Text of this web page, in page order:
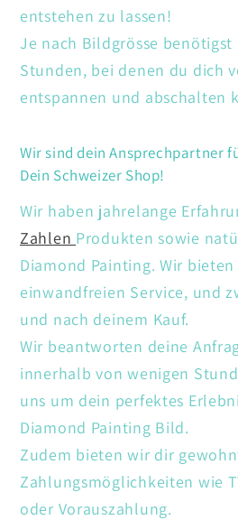
entstehen zu lassen!
Je nach Bildgrösse benötigst
Stunden, bei denen du dich
entspannen und abschalten
Wir sind dein Ansprechpartner
Dein Schweizer Shop!
Wir haben jahrelange
Zahlen Produkten sowie
Diamond Painting. Wir
einwandfreien Service, und
und nach deinem Kauf.
Wir beantworten deine
innerhalb von wenigen
uns um dein perfektes
Diamond Painting Bild.
Zudem bieten wir dir
Zahlungsmöglichkeiten wie
oder Vorauszahlung.